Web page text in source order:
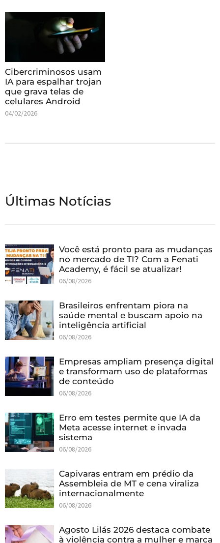
Cibercriminosos usam
IA para espalhar trojan
que grava telas de
celulares Android
04/02/2026
Últimas Notícias
Você está pronto para as mudanças
no mercado de TI? Com a Fenati
Academy, é fácil se atualizar!
06/08/2026
Brasileiros enfrentam piora na
saúde mental e buscam apoio na
inteligência artificial
06/08/2026
Empresas ampliam presença digital
e transformam uso de plataformas
de conteúdo
06/08/2026
Erro em testes permite que IA da
Meta acesse internet e invada
sistema
06/08/2026
Capivaras entram em prédio da
Assembleia de MT e cena viraliza
internacionalmente
06/08/2026
Agosto Lilás 2026 destaca combate
à violência contra a mulher e marca